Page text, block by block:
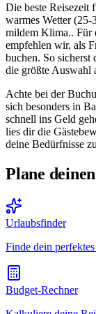
Die beste Reisezeit
warmes Wetter
mildem Klima.. Für
empfehlen wir, als
buchen. So sicherst
die größte Auswahl
Achte bei der
sich besonders in
schnell ins Geld
lies dir die
deine Bedürfnisse
Plane
Urlaubsfinder
Finde dein
Budget-Rechner